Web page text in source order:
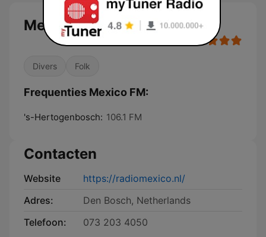
Mexico FM
Divers Folk
Frequenties Mexico FM:
's-Hertogenbosch: 106.1 FM
Contacten
Website
https://radiomexico.nl/
Adres:
Den Bosch, Netherlands
Telefoon:
073 203 4050